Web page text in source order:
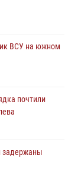
ВСУ на южном
почтили
задержаны